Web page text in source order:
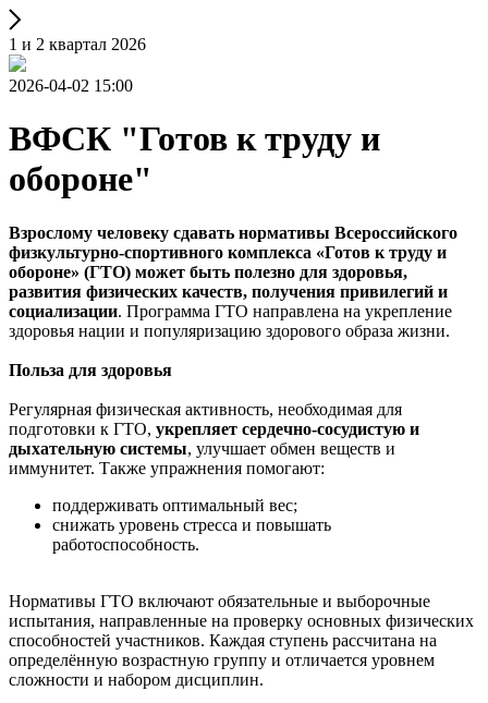
1 и 2 квартал 2026
2026-04-02 15:00
ВФСК "Готов к труду и
обороне"
Взрослому человеку сдавать нормативы Всероссийского
физкультурно-спортивного комплекса «Готов к труду и
обороне» (ГТО) может быть полезно для здоровья,
развития физических качеств, получения привилегий и
социализации. Программа ГТО направлена на укрепление
здоровья нации и популяризацию здорового образа жизни.
Польза для здоровья
Регулярная физическая активность, необходимая для
подготовки к ГТО, укрепляет сердечно-сосудистую и
дыхательную системы, улучшает обмен веществ и
иммунитет. Также упражнения помогают:
поддерживать оптимальный вес;
снижать уровень стресса и повышать
работоспособность.
Нормативы ГТО включают обязательные и выборочные
испытания, направленные на проверку основных физических
способностей участников. Каждая ступень рассчитана на
определённую возрастную группу и отличается уровнем
сложности и набором дисциплин.